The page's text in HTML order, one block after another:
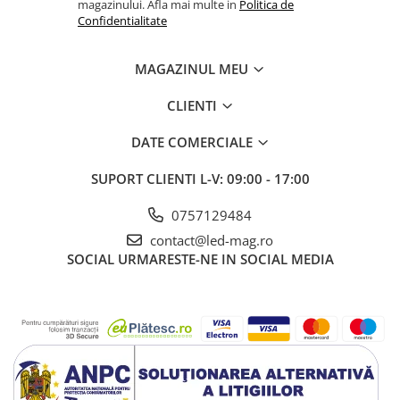
Economii de durata!
Datorita tehnologiei LED de ultima generatie spoturile led Briloner au
inseamna ca va puteti bucura de corpul de iluminat preferat multi ani.
iluminat produce o lumina puternica(720 Lumeni)
(8 W), cea ce se traduce printr-o
magazinului. Afla mai multe in Politica de
Confidentialitate
MAGAZINUL MEU
CLIENTI
DATE COMERCIALE
SUPORT CLIENTI L-V: 09:00 - 17:00
0757129484
contact@led-mag.ro
SOCIAL URMARESTE-NE IN SOCIAL MEDIA